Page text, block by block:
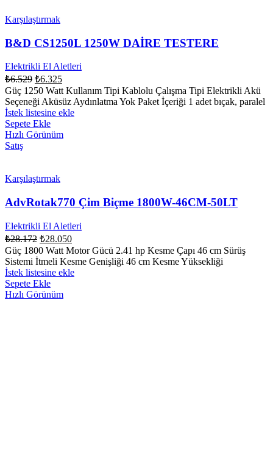
Karşılaştırmak
B&D CS1250L 1250W DAİRE TESTERE
Elektrikli El Aletleri
₺6.529 ₺6.325
Güç 1250 Watt Kullanım Tipi Kablolu Çalışma Tipi Elektrikli Akü
Seçeneği Aküsüz Aydınlatma Yok Paket İçeriği 1 adet bıçak, paralel
İstek listesine ekle
Sepete Ekle
Hızlı Görünüm
Satış
Karşılaştırmak
AdvRotak770 Çim Biçme 1800W-46CM-50LT
Elektrikli El Aletleri
₺28.172 ₺28.050
Güç 1800 Watt Motor Gücü 2.41 hp Kesme Çapı 46 cm Sürüş
Sistemi İtmeli Kesme Genişliği 46 cm Kesme Yüksekliği
İstek listesine ekle
Sepete Ekle
Hızlı Görünüm